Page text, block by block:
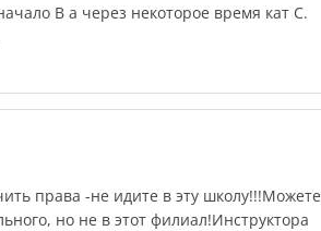
В а через некоторое время кат С.
права -не идите в эту школу!!!Можете
но не в этот филиал!Инструктора